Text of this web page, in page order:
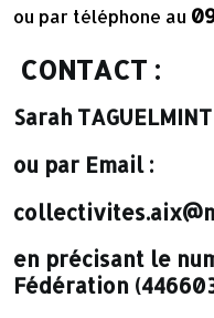
ou par téléphone au
CONTACT :
Sarah
ou par Email :
en précisant le
Fédération